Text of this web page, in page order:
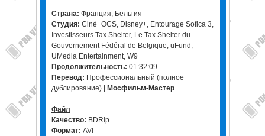
Страна: Франция, Бельгия
Студия: Cinè+OCS, Disney+, Entourage Sofica 3,
Investisseurs Tax Shelter, Le Tax Shelter du
Gouvernement Fédéral de Belgique, uFund,
UMedia Entertainment, W9
Продолжительность: 01:32:09
Перевод: Профессиональный (полное
дублирование) | Мосфильм-Мастер
Файл
Качество: BDRip
Формат: AVI